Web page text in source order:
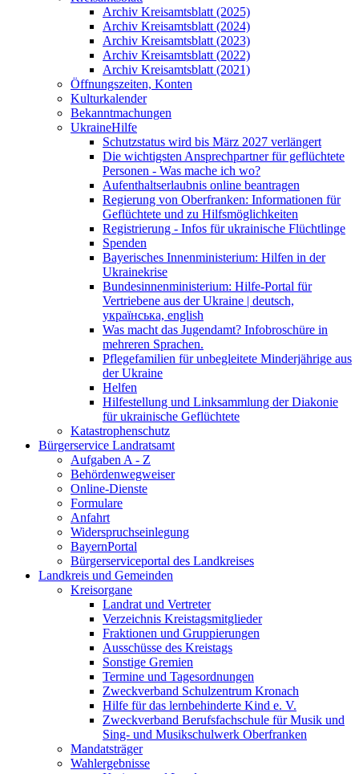
Archiv Kreisamtsblatt (2025)
Archiv Kreisamtsblatt (2024)
Archiv Kreisamtsblatt (2023)
Archiv Kreisamtsblatt (2022)
Archiv Kreisamtsblatt (2021)
Öffnungszeiten, Konten
Kulturkalender
Bekanntmachungen
UkraineHilfe
Schutzstatus wird bis März 2027 verlängert
Die wichtigsten Ansprechpartner für geflüchtete
Personen - Was mache ich wo?
Aufenthaltserlaubnis online beantragen
Regierung von Oberfranken: Informationen für
Geflüchtete und zu Hilfsmöglichkeiten
Registrierung - Infos für ukrainische Flüchtlinge
Spenden
Bayerisches Innenministerium: Hilfen in der
Ukrainekrise
Bundesinnenministerium: Hilfe-Portal für
Vertriebene aus der Ukraine | deutsch,
українська, english
Was macht das Jugendamt? Infobroschüre in
mehreren Sprachen.
Pflegefamilien für unbegleitete Minderjährige aus
der Ukraine
Helfen
Hilfestellung und Linksammlung der Diakonie
für ukrainische Geflüchtete
Katastrophenschutz
Bürgerservice Landratsamt
Aufgaben A - Z
Behördenwegweiser
Online-Dienste
Formulare
Anfahrt
Widerspruchseinlegung
BayernPortal
Bürgerserviceportal des Landkreises
Landkreis und Gemeinden
Kreisorgane
Landrat und Vertreter
Verzeichnis Kreistagsmitglieder
Fraktionen und Gruppierungen
Ausschüsse des Kreistags
Sonstige Gremien
Termine und Tagesordnungen
Zweckverband Schulzentrum Kronach
Hilfe für das lernbehinderte Kind e. V.
Zweckverband Berufsfachschule für Musik und
Sing- und Musikschulwerk Oberfranken
Mandatsträger
Wahlergebnisse